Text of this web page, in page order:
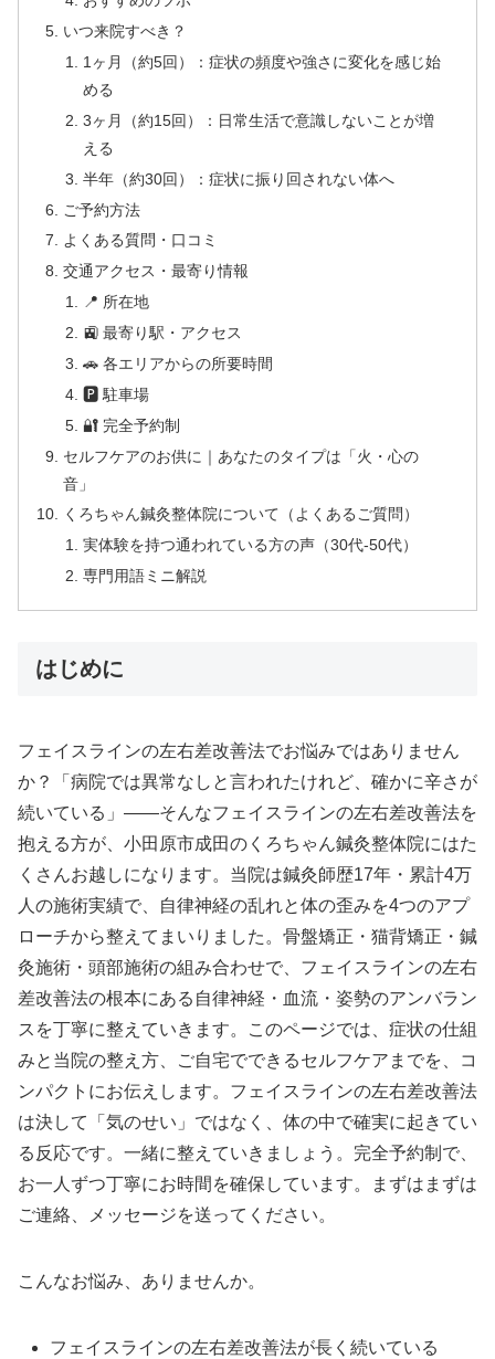
いつ来院すべき？
1ヶ月（約5回）：症状の頻度や強さに変化を感じ始
める
3ヶ月（約15回）：日常生活で意識しないことが増
える
半年（約30回）：症状に振り回されない体へ
ご予約方法
よくある質問・口コミ
交通アクセス・最寄り情報
📍 所在地
🚉 最寄り駅・アクセス
🚗 各エリアからの所要時間
🅿 駐車場
🔐 完全予約制
セルフケアのお供に｜あなたのタイプは「火・心の
音」
くろちゃん鍼灸整体院について（よくあるご質問）
実体験を持つ通われている方の声（30代-50代）
専門用語ミニ解説
はじめに
フェイスラインの左右差改善法でお悩みではありません
か？「病院では異常なしと言われたけれど、確かに辛さが
続いている」——そんなフェイスラインの左右差改善法を
抱える方が、小田原市成田のくろちゃん鍼灸整体院にはた
くさんお越しになります。当院は鍼灸師歴17年・累計4万
人の施術実績で、自律神経の乱れと体の歪みを4つのアプ
ローチから整えてまいりました。骨盤矯正・猫背矯正・鍼
灸施術・頭部施術の組み合わせで、フェイスラインの左右
差改善法の根本にある自律神経・血流・姿勢のアンバラン
スを丁寧に整えていきます。このページでは、症状の仕組
みと当院の整え方、ご自宅でできるセルフケアまでを、コ
ンパクトにお伝えします。フェイスラインの左右差改善法
は決して「気のせい」ではなく、体の中で確実に起きてい
る反応です。一緒に整えていきましょう。完全予約制で、
お一人ずつ丁寧にお時間を確保しています。まずはまずは
ご連絡、メッセージを送ってください。
こんなお悩み、ありませんか。
フェイスラインの左右差改善法が長く続いている